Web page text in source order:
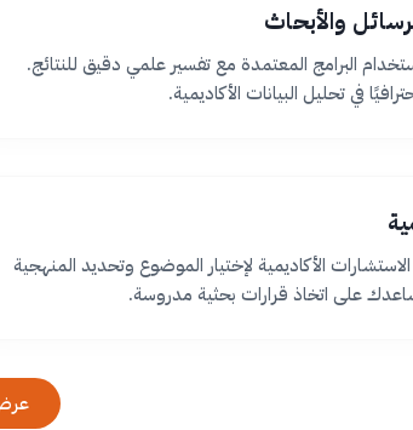
والأبحاث
البرامج المعتمدة مع تفسير علمي دقيق للنتائج.
في تحليل البيانات الأكاديمية.
الأكاديمية لإختيار الموضوع وتحديد المنهجية
على اتخاذ قرارات بحثية مدروسة.